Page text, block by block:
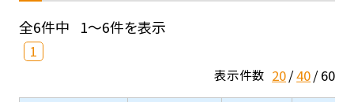
全6件中 1～6件を表示
1
表示件数 20 40 60